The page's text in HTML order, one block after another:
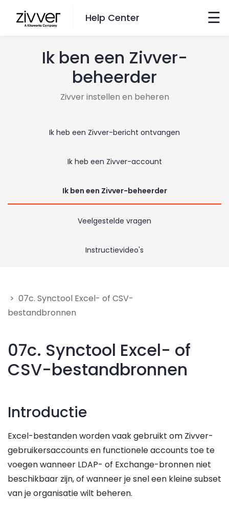
×
Wil je zoeken?
Ga hiernaartoe
Help Center ☰
Ik ben een Zivver-
beheerder
Zivver instellen en beheren
Ik heb een Zivver-bericht ontvangen
Ik heb een Zivver-account
Ik ben een Zivver-beheerder
Veelgestelde vragen
Instructievideo's
> 07c. Synctool Excel- of CSV-
bestandbronnen
07c. Synctool Excel- of
CSV-bestandbronnen
Introductie
Excel-bestanden worden vaak gebruikt om Zivver-
gebruikersaccounts en functionele accounts toe te
voegen wanneer LDAP- of Exchange-bronnen niet
beschikbaar zijn, of wanneer je snel een kleine subset
van je organisatie wilt beheren.